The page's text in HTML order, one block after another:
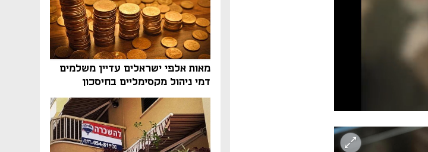
מאות אלפי ישראלים עדיין משלמים
דמי ניהול מקסימליים בחיסכון
הפנסיוני